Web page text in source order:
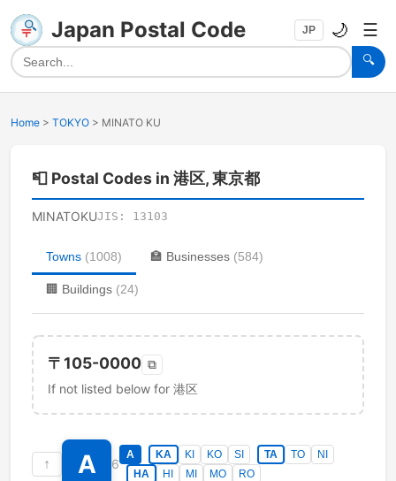
Japan Postal Code
🔍
JP 🌙 ☰
Home > TOKYO > MINATO KU
📮 Postal Codes in 港区, 東京都
MINATOKUJIS: 13103
Towns (1008) 🏣 Businesses (584)
🏢 Buildings (24)
〒 105-0000 ⧉
If not listed below for 港区
↑ A 6
A KA KI KO SI TA TO
NI
HA
HI MI MO RO